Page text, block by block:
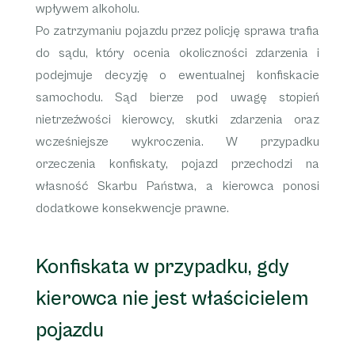
wpływem alkoholu.
Po zatrzymaniu pojazdu przez policję sprawa trafia
do sądu, który ocenia okoliczności zdarzenia i
podejmuje decyzję o ewentualnej konfiskacie
samochodu. Sąd bierze pod uwagę stopień
nietrzeźwości kierowcy, skutki zdarzenia oraz
wcześniejsze wykroczenia. W przypadku
orzeczenia konfiskaty, pojazd przechodzi na
własność Skarbu Państwa, a kierowca ponosi
dodatkowe konsekwencje prawne.
Konfiskata w przypadku, gdy
kierowca nie jest właścicielem
pojazdu